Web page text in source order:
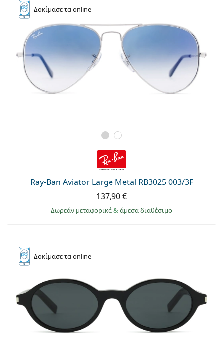
Δοκίμασετα online
Ray-Ban Aviator Large Metal RB3025 003/3F
137,90 €
Δωρεάν μεταφορικά& άμεσα διαθέσιμο
Δοκίμασετα online